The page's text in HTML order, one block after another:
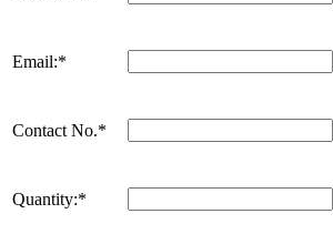
Email:*
Contact No.*
Quantity:*